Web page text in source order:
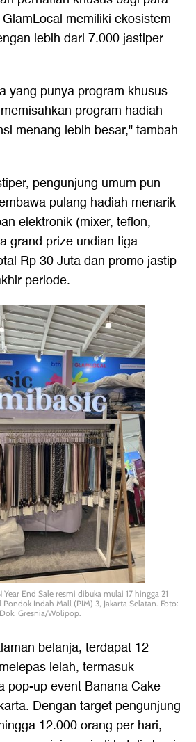
memiliki ekosistem
lebih dari 7.000 jastiper
yang punya program khusus
program hadiah
menang lebih besar," tambah
pengunjung umum pun
pulang hadiah menarik
elektronik (mixer, teflon,
grand prize undian tiga
Rp 30 Juta dan promo jastip
periode.
End Sale resmi dibuka mulai 17 hingga 21
Indah Mall (PIM) 3, Jakarta Selatan. Foto:
Dok. Gresnia/Wolipop.
belanja, terdapat 12
lelah, termasuk
pop-up event Banana Cake
Dengan target pengunjung
12.000 orang per hari,